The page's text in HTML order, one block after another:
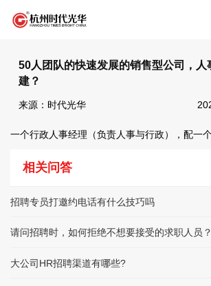
50人团队的快速发展的销售型公司，人
建？
来源：时代光华
一个行政人事经理（负责人事与行政），配一
相关问答
招聘专员打邀约电话有什么技巧吗
请问招聘时，如何拒绝不想要接受的求职人员？
大公司HR招聘渠道有哪些?